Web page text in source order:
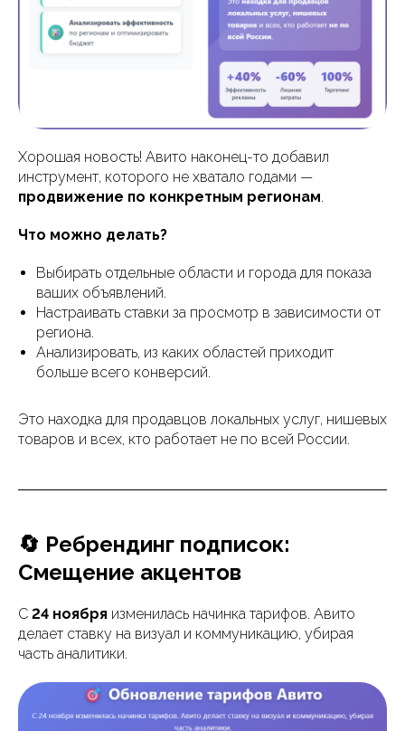
Хорошая новость! Авито наконец-то добавил
инструмент, которого не хватало годами —
продвижение по конкретным регионам.
Что можно делать?
Выбирать отдельные области и города для показа
ваших объявлений.
Настраивать ставки за просмотр в зависимости от
региона.
Анализировать, из каких областей приходит
больше всего конверсий.
Это находка для продавцов локальных услуг, нишевых
товаров и всех, кто работает не по всей России.
🔄 Ребрендинг подписок:
Смещение акцентов
С 24 ноября изменилась начинка тарифов. Авито
делает ставку на визуал и коммуникацию, убирая
часть аналитики.